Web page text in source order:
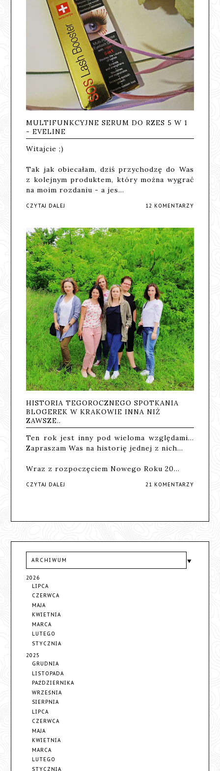
MULTIFUNKCYJNE SERUM DO RZES 5 W 1
- EVELINE
Witajcie ;)
Tak jak obiecałam, dziś przychodzę do Was
z kolejnym produktem, który można wygrać
na moim rozdaniu - a jes…
CZYTAJ DALEJ 12 KOMENTARZY
HISTORIA TEGOROCZNEGO SPOTKANIA
BLOGEREK W KRAKOWIE INNA NIŻ
ZAWSZE..
Ten rok jest inny pod wieloma względami...
Zapraszam Was na historię jednej z nich...
Wraz z rozpoczęciem Nowego Roku 20…
CZYTAJ DALEJ 21 KOMENTARZY
ARCHIWUM
2026
LIPCA
CZERWCA
MAJA
KWIETNIA
MARCA
LUTEGO
STYCZNIA
2025
GRUDNIA
LISTOPADA
PAŹDZIERNIKA
WRZEŚNIA
SIERPNIA
LIPCA
CZERWCA
MAJA
KWIETNIA
MARCA
LUTEGO
STYCZNIA